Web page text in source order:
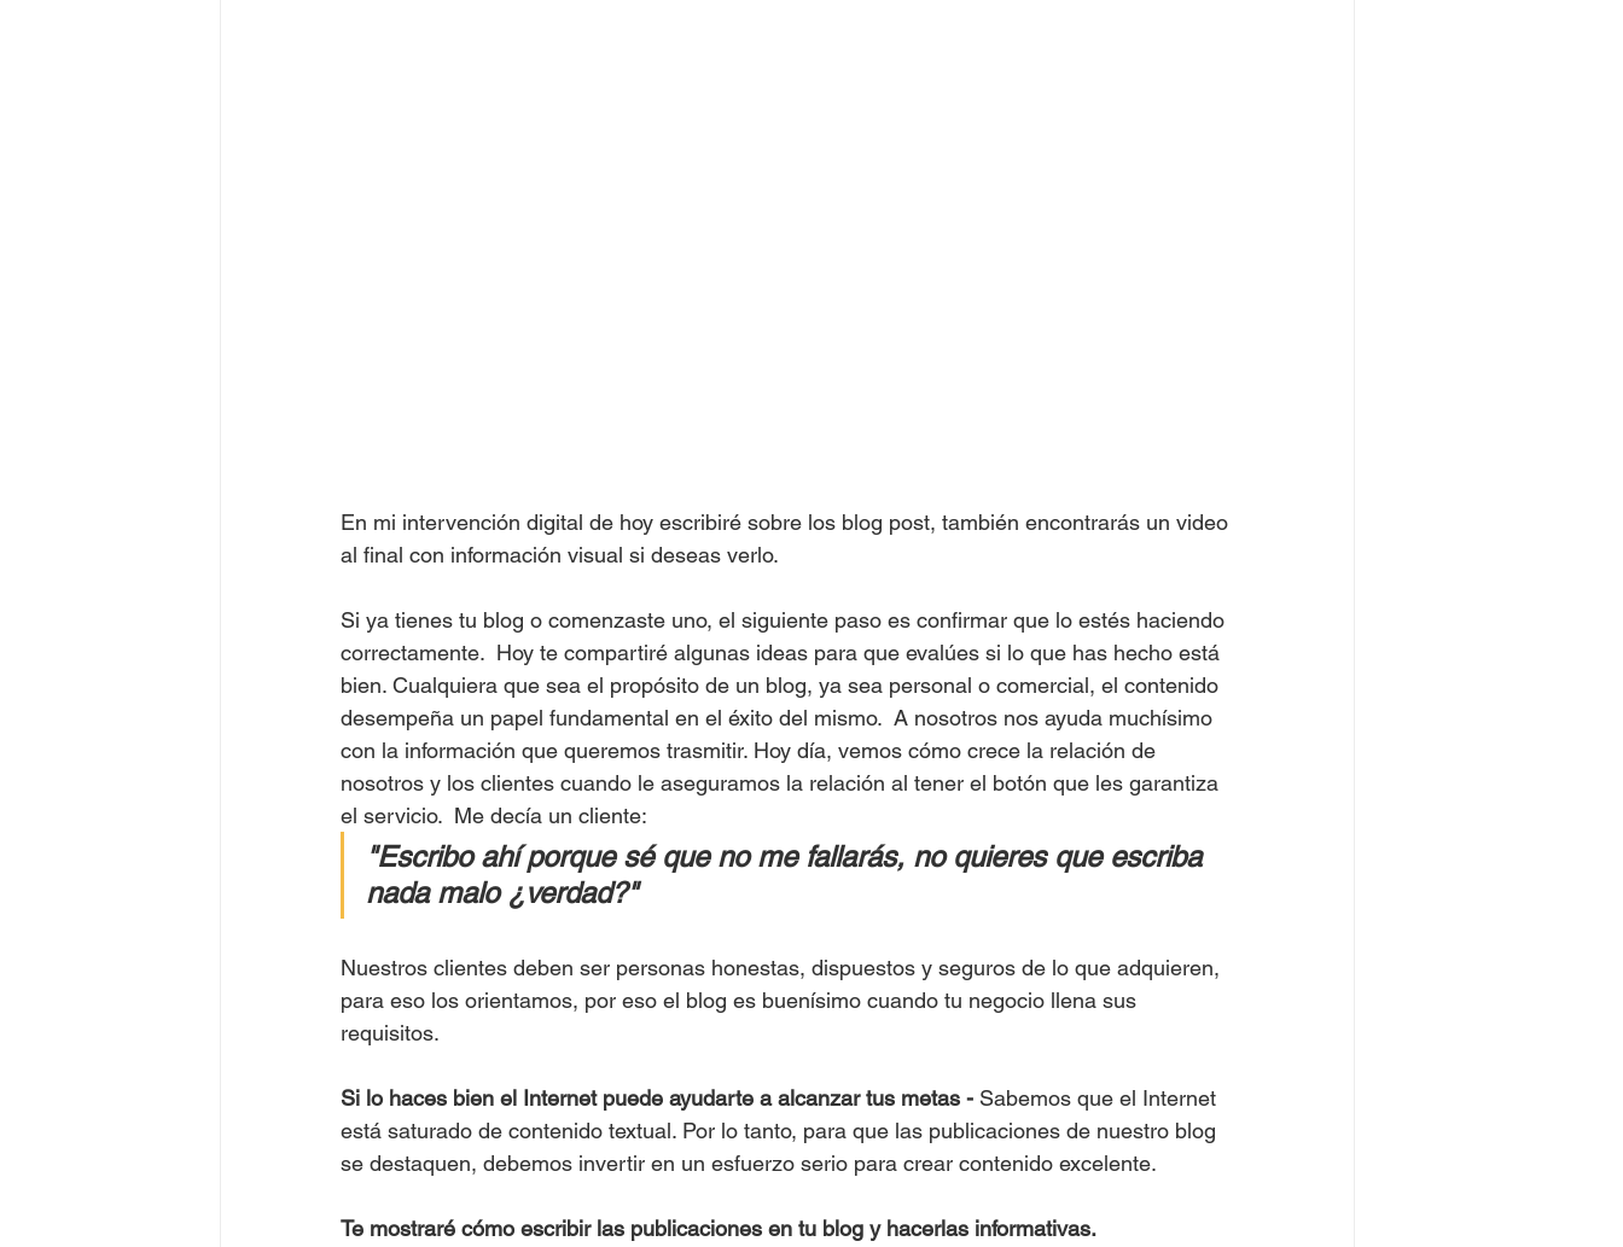
En mi intervención digital de hoy escribiré sobre los blog post, también encontrarás un video
al final con información visual si deseas verlo.
Si ya tienes tu blog o comenzaste uno, el siguiente paso es confirmar que lo estés haciendo
correctamente.  Hoy te compartiré algunas ideas para que evalúes si lo que has hecho está
bien. Cualquiera que sea el propósito de un blog, ya sea personal o comercial, el contenido
desempeña un papel fundamental en el éxito del mismo.  A nosotros nos ayuda muchísimo
con la información que queremos trasmitir. Hoy día, vemos cómo crece la relación de
nosotros y los clientes cuando le aseguramos la relación al tener el botón que les garantiza
el servicio.  Me decía un cliente:
"Escribo ahí porque sé que no me fallarás, no quieres que escriba
nada malo ¿verdad?"
Nuestros clientes deben ser personas honestas, dispuestos y seguros de lo que adquieren,
para eso los orientamos, por eso el blog es buenísimo cuando tu negocio llena sus
requisitos.
Si lo haces bien el Internet puede ayudarte a alcanzar tus metas - Sabemos que el Internet
está saturado de contenido textual. Por lo tanto, para que las publicaciones de nuestro blog
se destaquen, debemos invertir en un esfuerzo serio para crear contenido excelente.
Te mostraré cómo escribir las publicaciones en tu blog y hacerlas informativas.